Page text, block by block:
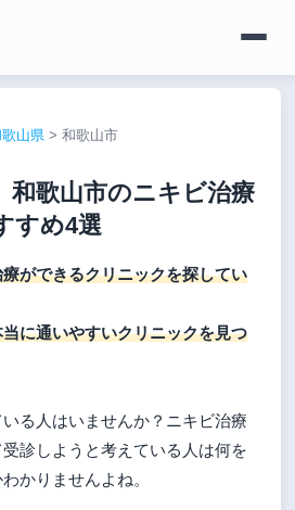
歌山県 >和歌山市
和歌山市のニキビ治療
すめ4選
ができるクリニックを探してい
に通いやすいクリニックを見つ
る人はいませんか？ニキビ治療
診しようと考えている人は何を
かりませんよね。